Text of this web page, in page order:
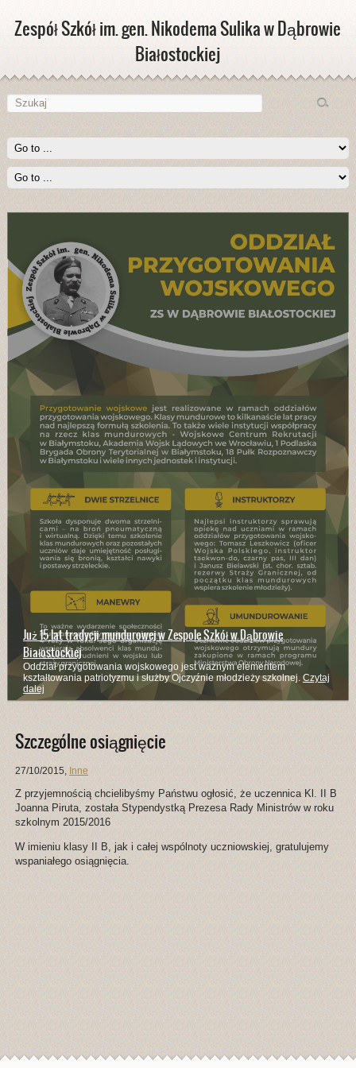
Zespół Szkół im. gen. Nikodema Sulika w Dąbrowie
Białostockiej
Już 15 lat tradycji mundurowej w Zespole Szkół w Dąbrowie
Białostockiej
Oddział przygotowania wojskowego jest ważnym elementem
kształtowania patriotyzmu i służby Ojczyźnie młodzieży szkolnej. Czytaj
dalej
Szczególne osiągnięcie
27/10/2015, Inne
Z przyjemnością chcielibyśmy Państwu ogłosić, że uczennica Kl. II B
Joanna Piruta, została Stypendystką Prezesa Rady Ministrów w roku
szkolnym 2015/2016
W imieniu klasy II B, jak i całej wspólnoty uczniowskiej, gratulujemy
wspaniałego osiągnięcia.